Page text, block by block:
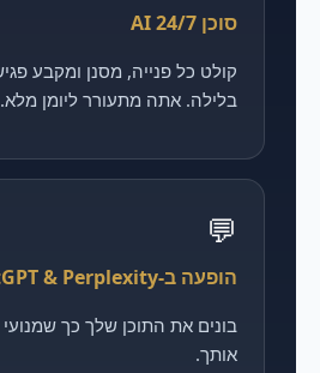
סוכן AI 24/7
בלילה. אתה מתעורר ליומן מלא.
💬
הופעה ב-ChatGPT & Perplexity
אותך.